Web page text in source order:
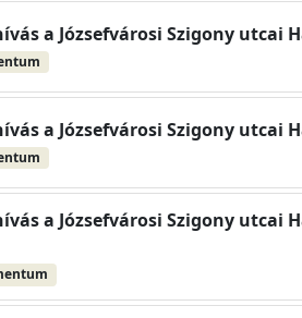
a Józsefvárosi Szigony utcai
a Józsefvárosi Szigony utcai
a Józsefvárosi Szigony utcai